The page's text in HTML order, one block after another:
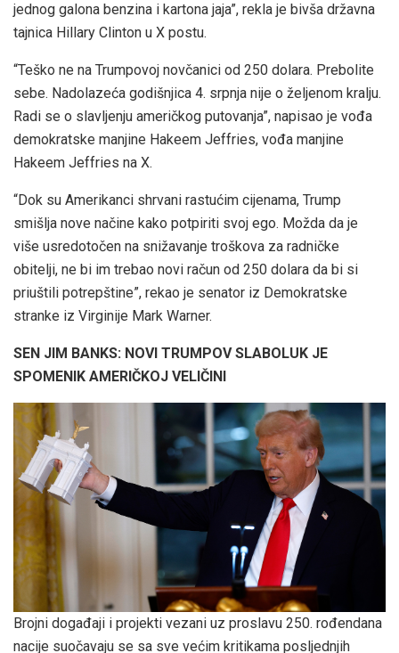
jednog galona benzina i kartona jaja”, rekla je bivša državna
tajnica Hillary Clinton u X postu.
“Teško ne na Trumpovoj novčanici od 250 dolara. Prebolite
sebe. Nadolazeća godišnjica 4. srpnja nije o željenom kralju.
Radi se o slavljenju američkog putovanja”, napisao je vođa
demokratske manjine Hakeem Jeffries, vođa manjine
Hakeem Jeffries na X.
“Dok su Amerikanci shrvani rastućim cijenama, Trump
smišlja nove načine kako potpiriti svoj ego. Možda da je
više usredotočen na snižavanje troškova za radničke
obitelji, ne bi im trebao novi račun od 250 dolara da bi si
priuštili potrepštine”, rekao je senator iz Demokratske
stranke iz Virginije Mark Warner.
SEN JIM BANKS: NOVI TRUMPOV SLABOLUK JE
SPOMENIK AMERIČKOJ VELIČINI
Brojni događaji i projekti vezani uz proslavu 250. rođendana
nacije suočavaju se sa sve većim kritikama posljednjih